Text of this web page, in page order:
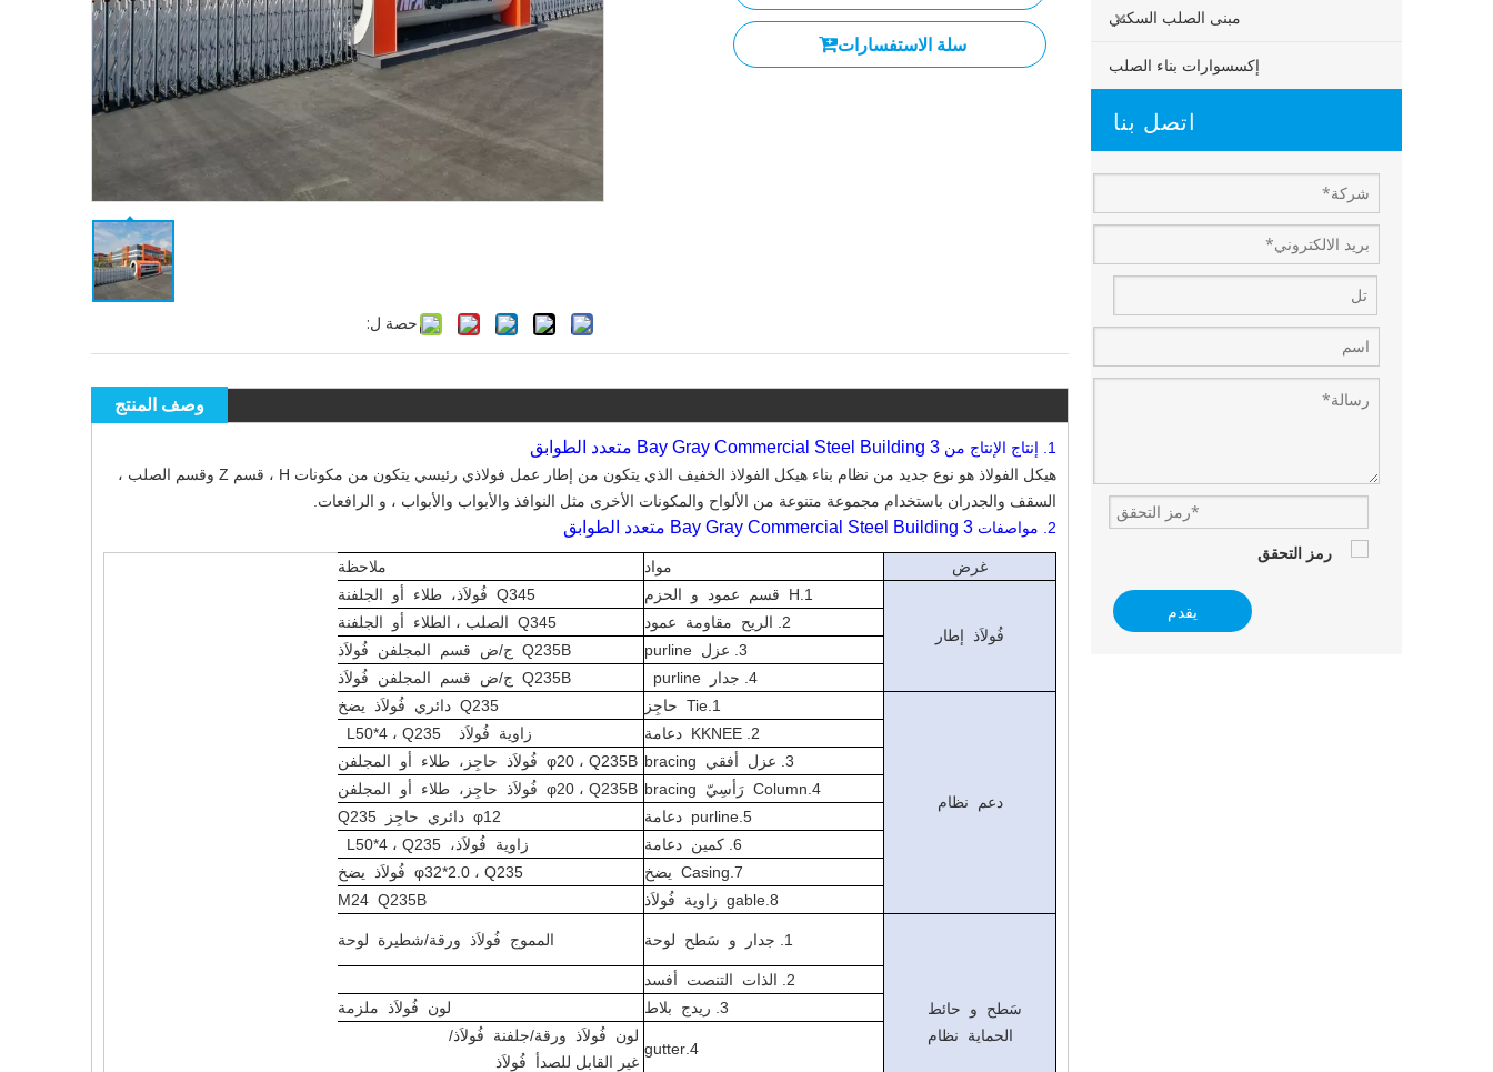
حصة ل:
سلة الاستفسارات
وصف المنتج
1. إنتاج الإنتاج من 3 Bay Gray Commercial Steel Building متعدد الطوابق
هيكل الفولاذ هو نوع جديد من نظام بناء هيكل الفولاذ الخفيف الذي يتكون من إطار عمل فولاذي رئيسي يتكون من مكونات H ، قسم Z وقسم الصلب ،
السقف والجدران باستخدام مجموعة متنوعة من الألواح والمكونات الأخرى مثل النوافذ والأبواب والأبواب ، و الرافعات.
2.
مواصفات 3 Bay Gray Commercial Steel Building متعدد الطوابق
غرض مواد ملاحظة
فُولاَذ إطار
دعم نظام
زاوية فُولاَذ L50*4 ، Q235
زاوية فُولاَذ، L50*4 ، Q235
سَطح و حائط
الحماية نظام
المموج فُولاَذ ورقة/شطيرة لوحة
لون فُولاَذ ملزمة
لون فُولاَذ ورقة/جلفنة فُولاَذ/
غير القابل للصدأ فُولاَذ
مبنى الصلب السكني
إكسسوارات بناء الصلب
اتصل بنا
يقدم